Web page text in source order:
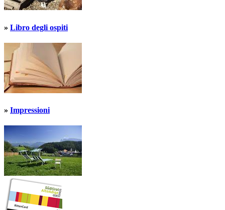
» Libro degli ospiti
» Impressioni